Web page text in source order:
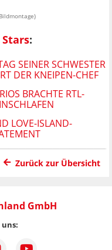
:
SEINER SCHWESTER
DER KNEIPEN-CHEF
BRACHTE RTL-
LOVE-ISLAND-
Zurück zur Übersicht
GmbH